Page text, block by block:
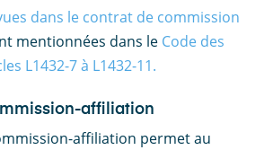
dans le contrat de commission
mentionnées dans le Code des
L1432-7 à L1432-11.
affiliation
affiliation permet au